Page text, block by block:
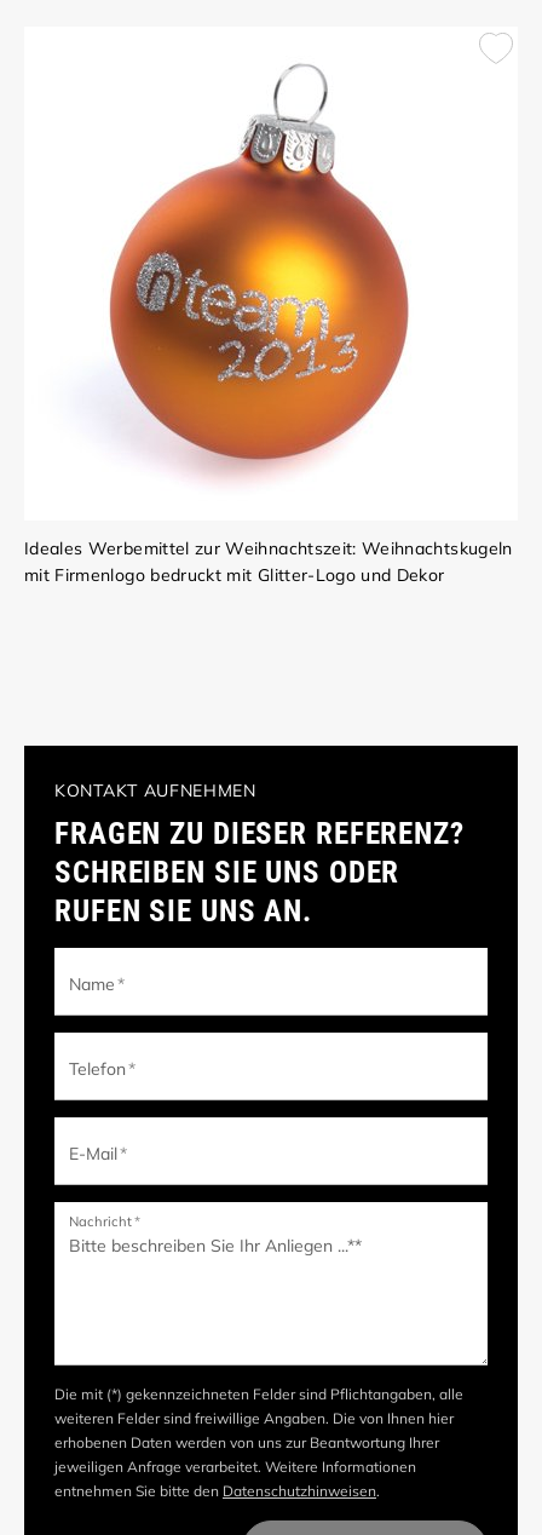
Ideales Werbemittel zur Weihnachtszeit: Weihnachtskugeln
mit Firmenlogo bedruckt mit Glitter-Logo und Dekor
KONTAKT AUFNEHMEN
FRAGEN ZU DIESER REFERENZ?
SCHREIBEN SIE UNS ODER
RUFEN SIE UNS AN.
Name*
Telefon*
E-Mail*
Nachricht*
Die mit (*) gekennzeichneten Felder sind Pflichtangaben, alle
weiteren Felder sind freiwillige Angaben. Die von Ihnen hier
erhobenen Daten werden von uns zur Beantwortung Ihrer
jeweiligen Anfrage verarbeitet. Weitere Informationen
entnehmen Sie bitte den Datenschutzhinweisen.